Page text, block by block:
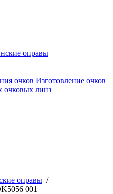
оправы
очков Изготовление очков
очковых линз
оправы /
001